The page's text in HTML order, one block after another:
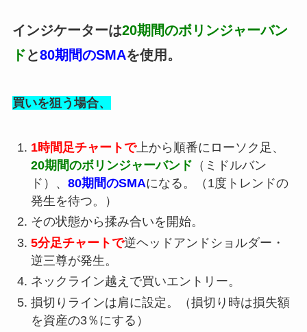
インジケーターは20期間のボリンジャーバン
ドと80期間のSMAを使用。
買いを狙う場合、
1時間足チャートで上から順番にローソク足、
20期間のボリンジャーバンド （ミドルバン
ド）、 80期間のSMAになる。（1度トレンドの
発生を待つ。）
その状態から揉み合いを開始。
5分足チャートで逆ヘッドアンドショルダー・
逆三尊が発生。
ネックライン越えで買いエントリー。
損切りラインは肩に設定。（損切り時は損失額
を資産の3％にする）